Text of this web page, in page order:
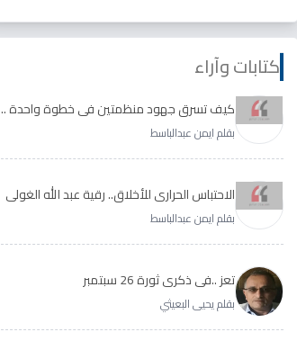
كتابات وآراء
كيف تسرق جهود منظمتين في خطوة واحدة ..
الأجابة لدى رقية عبد الله الغولي وغدير طيره
بقلم ايمن عبدالباسط
الاحتباس الحراري للأخلاق.. رقية عبد الله الغولي
وغدير طيره نموذجا
بقلم ايمن عبدالباسط
تعز ..في ذكرى ثورة 26 سبتمبر
بقلم يحيى البعيثي